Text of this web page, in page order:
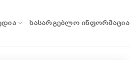
ᲡᲐᲡᲐᲠᲒᲔᲑᲚᲝ ᲘᲜᲤᲝᲠᲛᲐᲪᲘᲐ